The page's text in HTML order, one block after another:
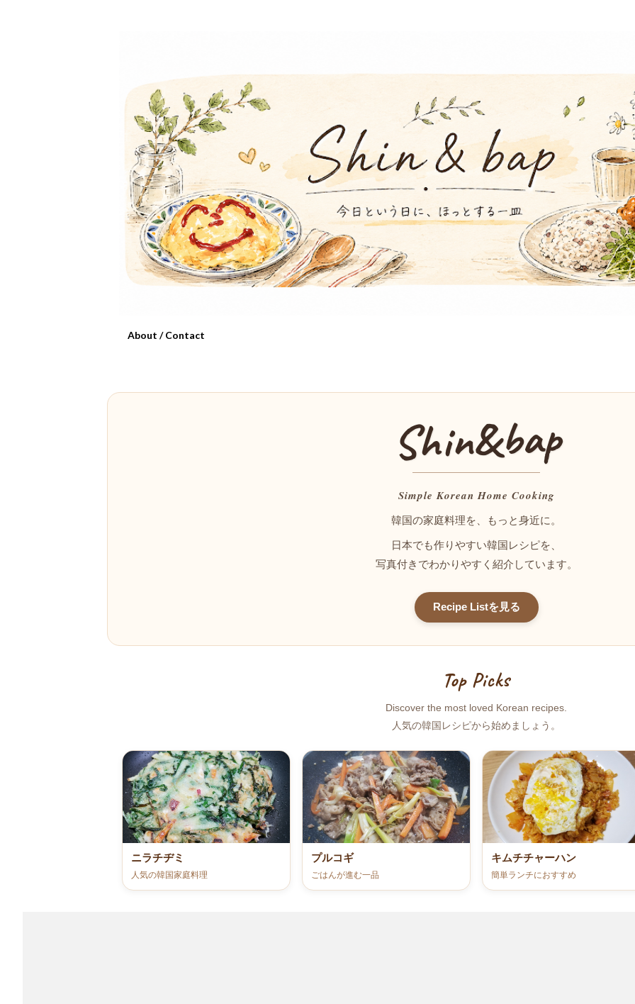
About / Contact
Shin&bap
Simple Korean Home Cooking
韓国の家庭料理を、もっと身近に。
日本でも作りやすい韓国レシピを、
写真付きでわかりやすく紹介しています。
Recipe Listを見る
Top Picks
Discover the most loved Korean recipes.
人気の韓国レシピから始めましょう。
ニラチヂミ
人気の韓国家庭料理
プルコギ
ごはんが進む一品
キムチチャーハン
簡単ランチにおすすめ